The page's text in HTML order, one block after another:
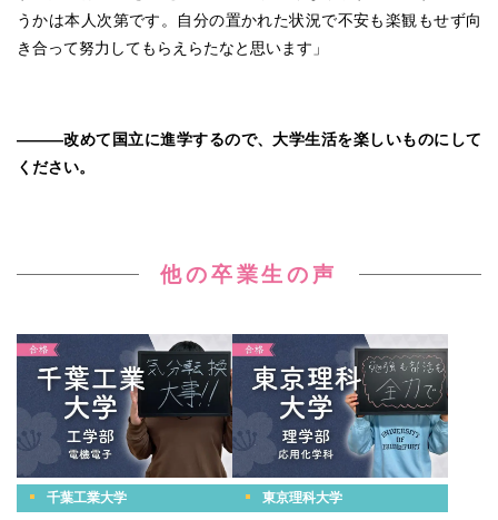
うかは本人次第です。自分の置かれた状況で不安も楽観もせず向
き合って努力してもらえらたなと思います」
―――改めて国立に進学するので、大学生活を楽しいものにして
ください。
他の卒業生の声
千葉工業大学 東京理科大学